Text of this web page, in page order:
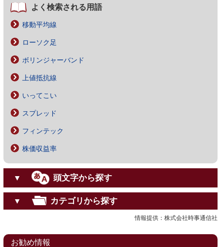
よく検索される用語
移動平均線
ローソク足
ボリンジャーバンド
上値抵抗線
いってこい
スプレッド
フィンテック
株価収益率
▼ 頭文字から探す
▼ カテゴリから探す
情報提供：株式会社時事通信社
お勧め情報